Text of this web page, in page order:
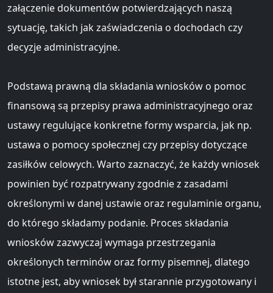
załączenie dokumentów potwierdzających naszą
sytuację, takich jak zaświadczenia o dochodach czy
decyzje administracyjne.
Podstawą prawną dla składania wniosków o pomoc
finansową są przepisy prawa administracyjnego oraz
ustawy regulujące konkretne formy wsparcia, jak np.
ustawa o pomocy społecznej czy przepisy dotyczące
zasiłków celowych. Warto zaznaczyć, że każdy wniosek
powinien być rozpatrywany zgodnie z zasadami
określonymi w danej ustawie oraz regulaminie organu,
do którego składamy podanie. Proces składania
wniosków zazwyczaj wymaga przestrzegania
określonych terminów oraz formy pisemnej, dlatego
istotne jest, aby wniosek był starannie przygotowany i